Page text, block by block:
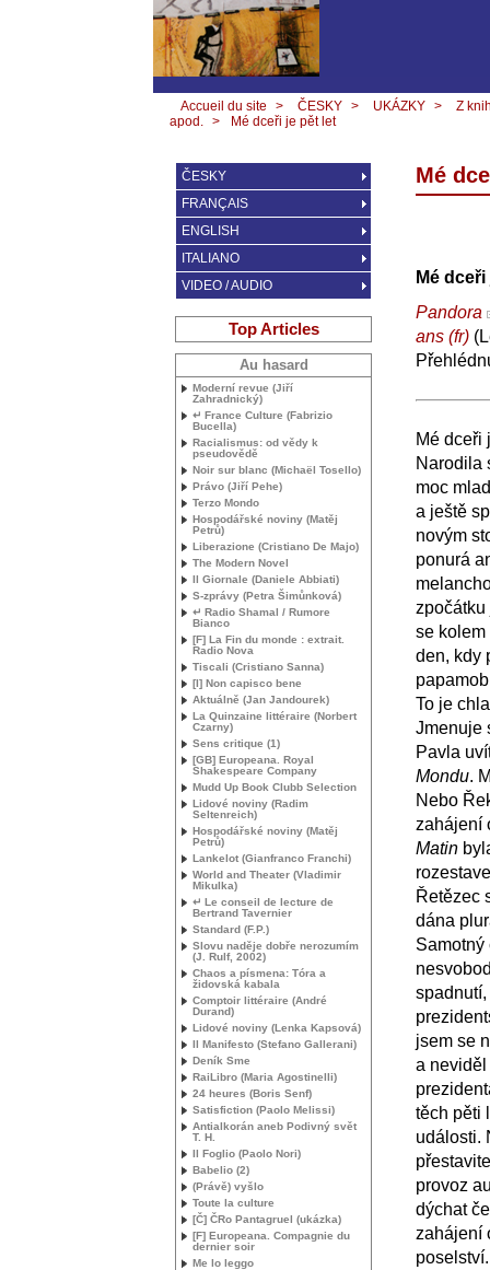
Accueil du site > ČESKY > UKÁZKY >
Z
apod. > Mé dceři je pět let
Mé
Mé
Pandora
ans
Mé dceři
Narodila
moc
a ještě
novým
ponurá
zpočátku
se
den, kdy
To je
Jmenuje
Pavla
Mondu.
Nebo
zahájení
Matin
Řetězec
dána
Samotný
jsem se
a
těch pěti
události.
provoz
dýchat
zahájení
ČESKY
FRANÇAIS
ENGLISH
ITALIANO
VIDEO / AUDIO
Top Articles
Au hasard
Moderní revue (Jiří
Zahradnický)
↵ France Culture (Fabrizio
Bucella)
Racialismus: od vědy k
pseudovědě
Noir sur blanc (Michaël Tosello)
Právo (Jiří Pehe)
Terzo Mondo
Hospodářské noviny (Matěj
Petrů)
Liberazione (Cristiano De Majo)
The Modern Novel
Il Giornale (Daniele Abbiati)
S-zprávy (Petra Šimůnková)
↵ Radio Shamal / Rumore
Bianco
[F] La Fin du monde : extrait.
Radio Nova
Tiscali (Cristiano Sanna)
[I] Non capisco bene
Aktuálně (Jan Jandourek)
La Quinzaine littéraire (Norbert
Czarny)
Sens critique (1)
[GB] Europeana. Royal
Shakespeare Company
Mudd Up Book Clubb Selection
Lidové noviny (Radim
Seltenreich)
Hospodářské noviny (Matěj
Petrů)
Lankelot (Gianfranco Franchi)
World and Theater (Vladimir
Mikulka)
↵ Le conseil de lecture de
Bertrand Tavernier
Standard (F.P.)
Slovu naděje dobře nerozumím
(J. Rulf, 2002)
Chaos a písmena: Tóra a
židovská kabala
Comptoir littéraire (André
Durand)
Lidové noviny (Lenka Kapsová)
Il Manifesto (Stefano Gallerani)
Deník Sme
RaiLibro (Maria Agostinelli)
24 heures (Boris Senf)
Satisfiction (Paolo Melissi)
Antialkorán aneb Podivný svět
T. H.
Il Foglio (Paolo Nori)
Babelio (2)
(Právě) vyšlo
Toute la culture
[Č] ČRo Pantagruel (ukázka)
[F] Europeana. Compagnie du
dernier soir
Me lo leggo